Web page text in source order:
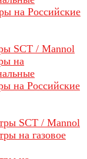
на Российские
SCT / Mannol
на
на Российские
SCT / Mannol
на газовое